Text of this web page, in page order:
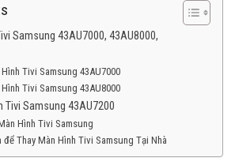
Samsung 43AU7000, 43AU8000,
Tivi Samsung 43AU7000
Tivi Samsung 43AU8000
Tivi Samsung 43AU7200
Hình Tivi Samsung
để Thay Màn Hình Tivi Samsung Tại Nhà